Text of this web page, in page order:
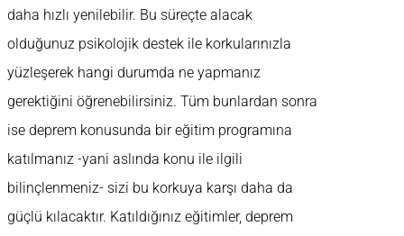
daha hızlı yenilebilir. Bu süreçte alacak
olduğunuz psikolojik destek ile korkularınızla
yüzleşerek hangi durumda ne yapmanız
gerektiğini öğrenebilirsiniz. Tüm bunlardan sonra
ise deprem konusunda bir eğitim programına
katılmanız -yani aslında konu ile ilgili
bilinçlenmeniz- sizi bu korkuya karşı daha da
güçlü kılacaktır. Katıldığınız eğitimler, deprem